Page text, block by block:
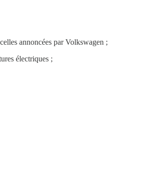
annoncées par Volkswagen ;
électriques ;